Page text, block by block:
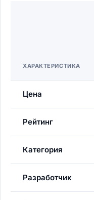
ХАРАКТЕРИСТИКА
Цена
Рейтинг
Категория
Разработчик